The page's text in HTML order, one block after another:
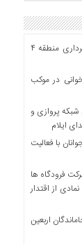
خدمات رسانی موکب محبان الرضای شهرداری منطقه ۴
خوانی در موکب
پروازی و
ایلام
با فعالیت
فرودگاه ها
از اقتدار
اربعین